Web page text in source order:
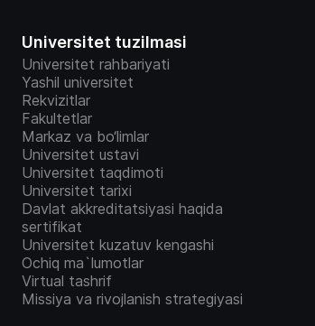
Universitet tuzilmasi
Universitet rahbariyati
Yashil universitet
Rekvizitlar
Fakultetlar
Markaz va bo‘limlar
Universitet ustavi
Universitet taqdimoti
Universitet tarixi
Davlat akkreditatsiyasi haqida
sertifikat
Universitet kuzatuv kengashi
Ochiq ma`lumotlar
Virtual tashrif
Missiya va rivojlanish strategiyasi